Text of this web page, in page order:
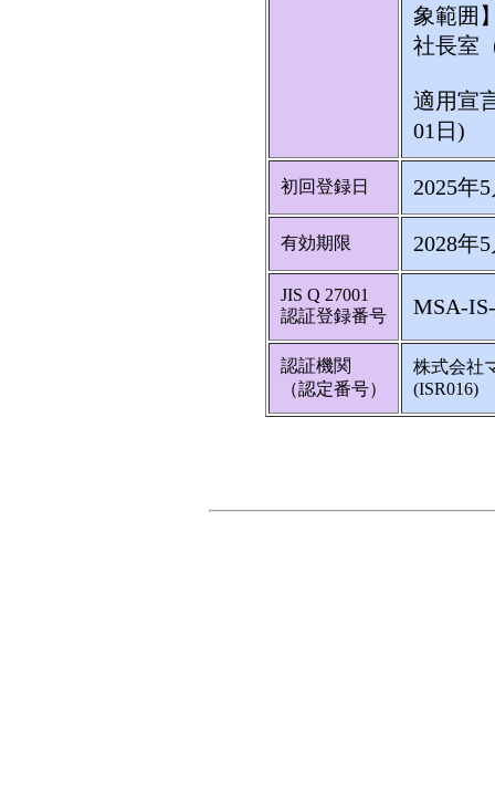
象範囲
社長室
適用宣
01日)
初回登録日 2025年
有効期限 2028年
JIS Q 27001
認証登録番号
MSA-
認証機関
（認定番号）
株式会社
(ISR016)